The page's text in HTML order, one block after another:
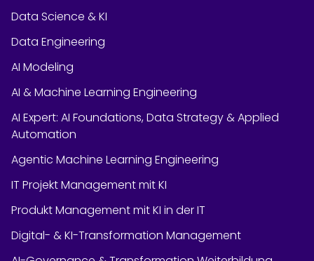
Data Science & KI
Data Engineering
AI Modeling
AI & Machine Learning Engineering
AI Expert: AI Foundations, Data Strategy & Applied
Automation
Agentic Machine Learning Engineering
IT Projekt Management mit KI
Produkt Management mit KI in der IT
Digital- & KI-Transformation Management